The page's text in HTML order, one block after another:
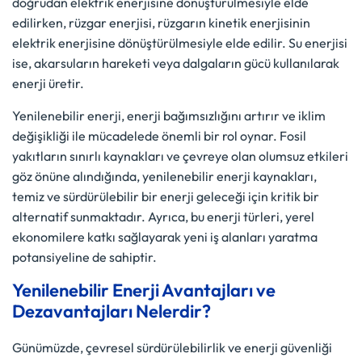
edilirken, rüzgar enerjisi, rüzgarın kinetik enerjisinin
elektrik enerjisine dönüştürülmesiyle elde edilir. Su enerjisi
ise, akarsuların hareketi veya dalgaların gücü kullanılarak
enerji üretir.
Yenilenebilir enerji, enerji bağımsızlığını artırır ve iklim
değişikliği ile mücadelede önemli bir rol oynar. Fosil
yakıtların sınırlı kaynakları ve çevreye olan olumsuz etkileri
göz önüne alındığında, yenilenebilir enerji kaynakları,
temiz ve sürdürülebilir bir enerji geleceği için kritik bir
alternatif sunmaktadır. Ayrıca, bu enerji türleri, yerel
ekonomilere katkı sağlayarak yeni iş alanları yaratma
potansiyeline de sahiptir.
Yenilenebilir Enerji Avantajları ve
Dezavantajları Nelerdir?
Günümüzde, çevresel sürdürülebilirlik ve enerji güvenliği